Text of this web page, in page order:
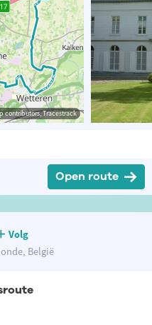
contributors, Tracestrack
Open route
contributors, Tracestrack
Volg
België